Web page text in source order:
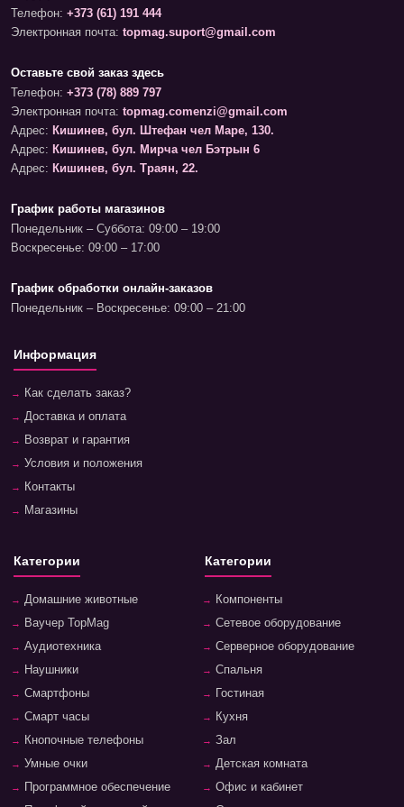
Телефон: +373 (61) 191 444
Электронная почта: topmag.suport@gmail.com
Оставьте свой заказ здесь
Телефон: +373 (78) 889 797
Электронная почта: topmag.comenzi@gmail.com
Адрес: Кишинев, бул. Штефан чел Маре, 130.
Адрес: Кишинев, бул. Мирча чел Бэтрын 6
Адрес: Кишинев, бул. Траян, 22.
График работы магазинов
Понедельник – Суббота: 09:00 – 19:00
Воскресенье: 09:00 – 17:00
График обработки онлайн-заказов
Понедельник – Воскресенье: 09:00 – 21:00
Информация
Как сделать заказ?
Доставка и оплата
Возврат и гарантия
Условия и положения
Контакты
Магазины
Категории
Домашние животные
Ваучер TopMag
Аудиотехника
Наушники
Смартфоны
Смарт часы
Кнопочные телефоны
Умные очки
Программное обеспечение
Категории
Компоненты
Сетевое оборудование
Серверное оборудование
Спальня
Гостиная
Кухня
Зал
Детская комната
Офис и кабинет